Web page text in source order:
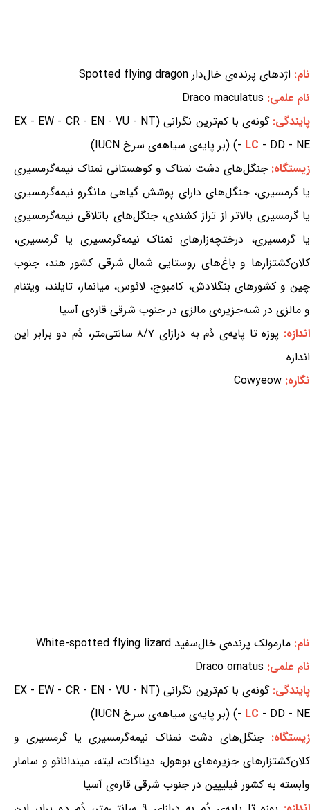
نام: اژدهای پرنده‌ی خال‌دار Spotted flying dragon
نام علمی: Draco maculatus
پایندگی:
گونه‌ی با کم‌ترین نگرانی (EX - EW - CR - EN - VU - NT
- LC - DD - NE) (بر پایه‌ی سیاهه‌ی سرخ IUCN)
زیستگاه:جنگل‌های دشت نمناک و کوهستانی نمناک نیمه‌گرمسیری
یا گرمسیری، جنگل‌های دارای پوشش گیاهی مانگرو نیمه‌گرمسیری
یا گرمسیری بالاتر از تراز کشندی، جنگل‌های باتلاقی نیمه‌گرمسیری
یا گرمسیری، درختچه‌زارهای نمناک نیمه‌گرمسیری یا گرمسیری،
کلان‌کشتزارها و باغ‌های روستایی شمال شرقی کشور هند، جنوب
چین و کشورهای بنگلادش، کامبوج، لائوس، میانمار، تایلند، ویتنام
و مالزی در شبه‌جزیره‌ی مالزی در جنوب شرقی قاره‌ی آسیا
اندازه:
پوزه تا پایه‌ی دُم به درازای ۸/۷ سانتی‌متر، دُم دو برابر این
اندازه
نگاره: Cowyeow
نام: مارمولک پرنده‌ی خال‌سفید White-spotted flying lizard
نام علمی: Draco ornatus
پایندگی:
گونه‌ی با کم‌ترین نگرانی (EX - EW - CR - EN - VU - NT
- LC - DD - NE) (بر پایه‌ی سیاهه‌ی سرخ IUCN)
زیستگاه: جنگل‌های دشت نمناک نیمه‌گرمسیری یا گرمسیری و
کلان‌کشتزارهای جزیره‌های بوهول، دیناگات، لیته، میندانائو و سامار
وابسته به کشور فیلیپین در جنوب شرقی قاره‌ی آسیا